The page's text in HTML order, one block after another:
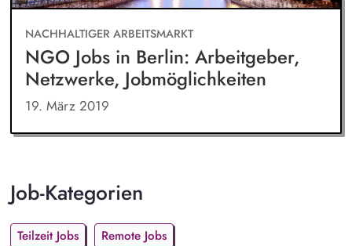
NACHHALTIGER ARBEITSMARKT
NGO Jobs in Berlin: Arbeitgeber,
Netzwerke, Jobmöglichkeiten
19. März 2019
Job-Kategorien
Teilzeit Jobs Remote Jobs